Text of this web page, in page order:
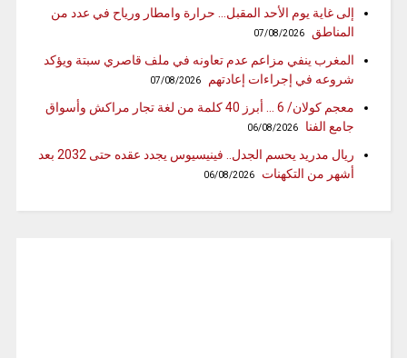
إلى غاية يوم الأحد المقبل… حرارة وامطار ورياح في عدد من
المناطق
07/08/2026
المغرب ينفي مزاعم عدم تعاونه في ملف قاصري سبتة ويؤكد
شروعه في إجراءات إعادتهم
07/08/2026
معجم كولان/ 6 … أبرز 40 كلمة من لغة تجار مراكش وأسواق
جامع الفنا
06/08/2026
ريال مدريد يحسم الجدل.. فينيسيوس يجدد عقده حتى 2032 بعد
أشهر من التكهنات
06/08/2026